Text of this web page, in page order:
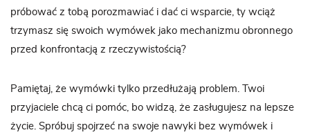
próbować z tobą porozmawiać i dać ci wsparcie, ty wciąż
trzymasz się swoich wymówek jako mechanizmu obronnego
przed konfrontacją z rzeczywistością?
Pamiętaj, że wymówki tylko przedłużają problem. Twoi
przyjaciele chcą ci pomóc, bo widzą, że zasługujesz na lepsze
życie. Spróbuj spojrzeć na swoje nawyki bez wymówek i